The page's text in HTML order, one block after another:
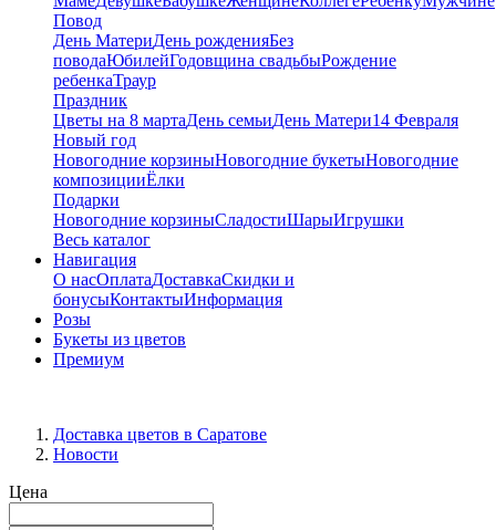
Повод
День МатериДень рожденияБез
поводаЮбилейГодовщина свадьбыРождение
ребенкаТраур
Праздник
Цветы на 8 мартаДень семьиДень Матери14 Февраля
Новый год
Новогодние корзиныНовогодние букетыНовогодние
композицииЁлки
Подарки
Новогодние корзиныСладостиШарыИгрушки
Весь каталог
Навигация
О насОплатаДоставкаСкидки и
бонусыКонтактыИнформация
Розы
Букеты из цветов
Премиум
Доставка цветов в Саратове
Новости
Цена